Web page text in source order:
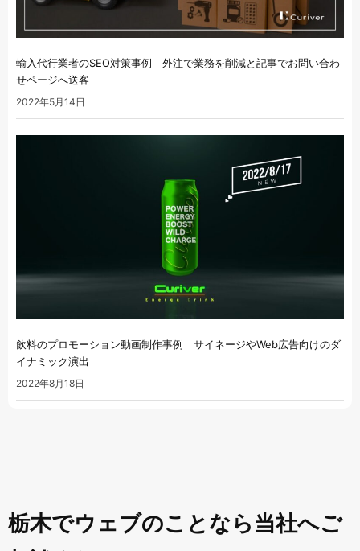
輸入代行業者のSEO対策事例 外注で業務を削減と記事でお問い合わ
せページへ送客
2022年5月14日
飲料のプロモーション動画制作事例 サイネージやWeb広告向けのダ
イナミック演出
2022年8月18日
栃木でウェブのことなら当社へご